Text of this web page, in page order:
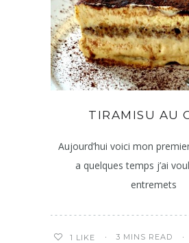
TIRAMISU AU
Aujourd’hui voici mon
a quelques temps j’ai
entremets
1 LIKE 3 MINS READ